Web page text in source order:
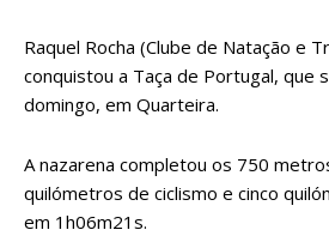
Raquel Rocha (Clube de Natação e
conquistou a Taça de Portugal, que
domingo, em Quarteira.
A nazarena completou os 750
quilómetros de ciclismo e cinco
em 1h06m21s.